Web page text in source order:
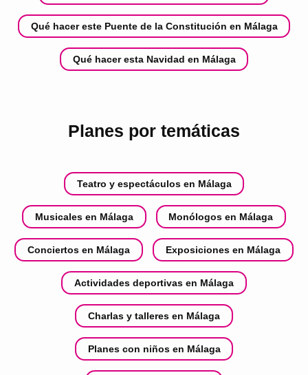
Qué hacer este Puente de la Constitución en Málaga
Qué hacer esta Navidad en Málaga
Planes por temáticas
Teatro y espectáculos en Málaga
Musicales en Málaga Monólogos en Málaga
Conciertos en Málaga Exposiciones en Málaga
Actividades deportivas en Málaga
Charlas y talleres en Málaga
Planes con niños en Málaga